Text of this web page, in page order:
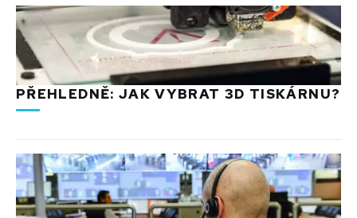
PŘEHLEDNĚ: JAK VYBRAT 3D TISKÁRNU?